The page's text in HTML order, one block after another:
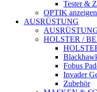
Tester &
OPTIK anzeigen
AUSRÜSTUNG
HOLSTER /
Fobus
Invader
Zubehör